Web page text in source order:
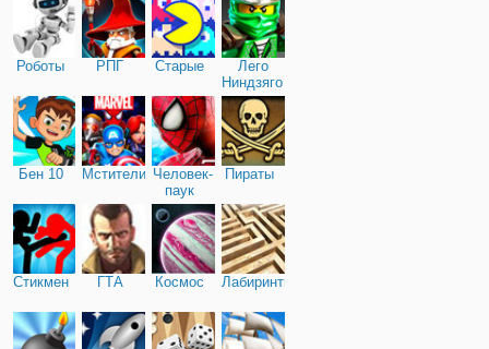
Роботы РПГ Старые
Лего
Ниндзяго
Бен 10 Мстители Человек-
паук
Пираты
Стикмен ГТА Космос Лабиринты